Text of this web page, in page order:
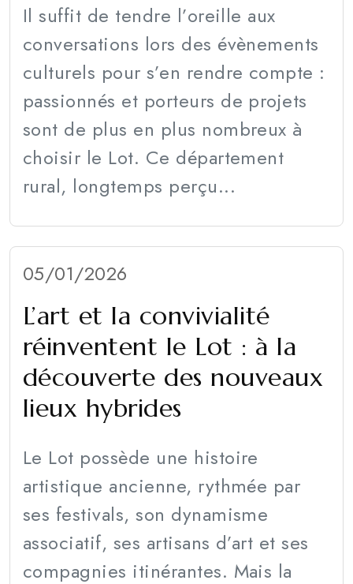
Il suffit de tendre l’oreille aux
conversations lors des évènements
culturels pour s’en rendre compte :
passionnés et porteurs de projets
sont de plus en plus nombreux à
choisir le Lot. Ce département
rural, longtemps perçu...
05/01/2026
L’art et la convivialité
réinventent le Lot : à la
découverte des nouveaux
lieux hybrides
Le Lot possède une histoire
artistique ancienne, rythmée par
ses festivals, son dynamisme
associatif, ses artisans d’art et ses
compagnies itinérantes. Mais la